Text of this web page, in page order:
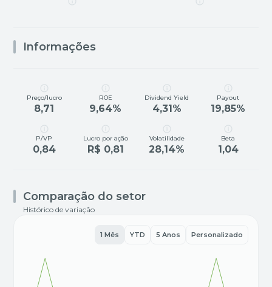
Informações
Preço/lucro
8,71
ROE
9,64%
Dividend Yield
4,31%
Payout
19,85%
P/VP
0,84
Lucro por ação
R$ 0,81
Volatilidade
28,14%
Beta
1,04
Comparação do setor
Histórico de variação
1 Mês YTD 5 Anos Personalizado